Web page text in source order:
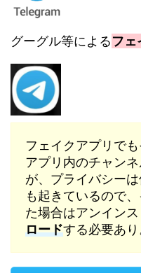
グーグル等によるフェ
フェイクアプリで
アプリ内のチャン
が、プライバシー
も起きているので
た場合はアンインス
ロードする必要あり